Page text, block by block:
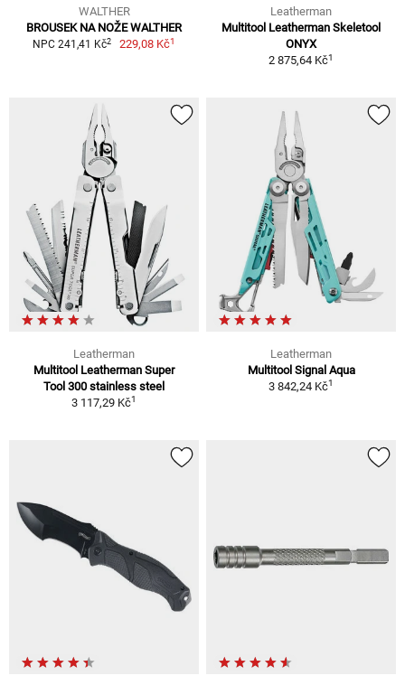
WALTHER
BROUSEK NA NOŽE WALTHER
NPC 241,41 Kč2 229,08 Kč1
Leatherman
Multitool Leatherman Skeletool
ONYX
2 875,64 Kč1
Leatherman
Multitool Leatherman Super
Tool 300 stainless steel
3 117,29 Kč1
Leatherman
Multitool Signal Aqua
3 842,24 Kč1